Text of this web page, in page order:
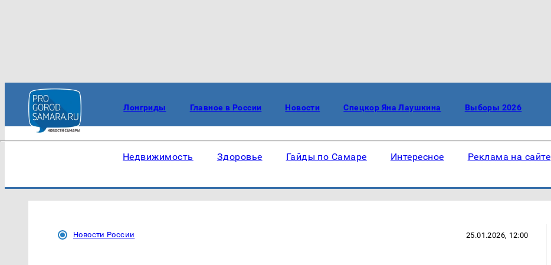
Лонгриды Главное в России Новости Спецкор Яна Лаушкина Выборы 2026
Недвижимость Здоровье Гайды по Самаре Интересное Реклама на сайте
Новости России 25.01.2026, 12:00